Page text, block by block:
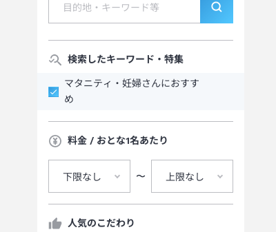
検索したキーワード・特集
マタニティ・妊婦さんにおすす
め
料金 / おとな1名あたり
下限なし 〜 上限なし
人気のこだわり